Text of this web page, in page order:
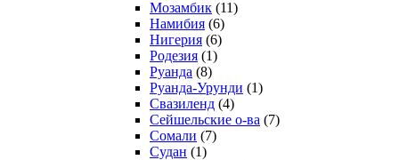
Мозамбик (11)
Намибия (6)
Нигерия (6)
Родезия (1)
Руанда (8)
Руанда-Урунди (1)
Свазиленд (4)
Сейшельские о-ва (7)
Сомали (7)
Судан (1)